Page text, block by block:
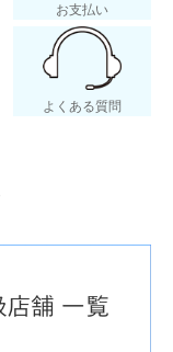
お支払い
よくある質問